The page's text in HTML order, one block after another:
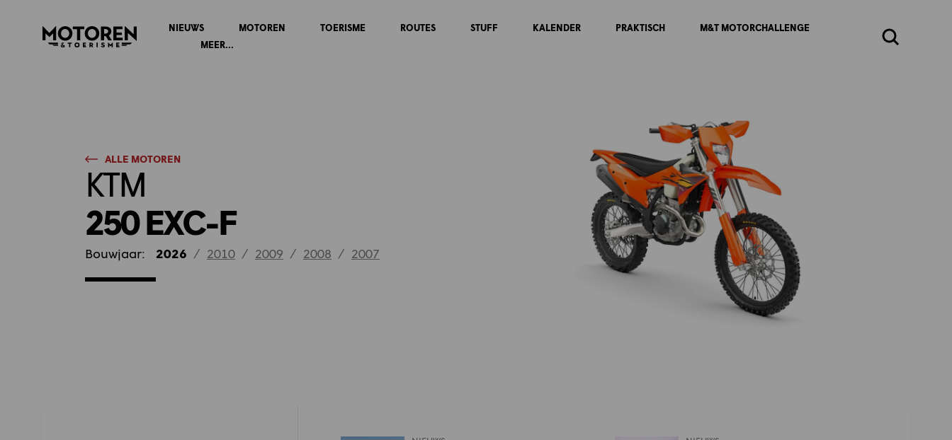
Homepage
NIEUWS MOTOREN TOERISME ROUTES STUFF KALENDER PRAKTISCH
M&T MOTORCHALLENGE
MEER...
Zoeken
ALLE MOTOREN
KTM
250 EXC-F
Bouwjaar: 2026 / 2010 / 2009 / 2008 / 2007